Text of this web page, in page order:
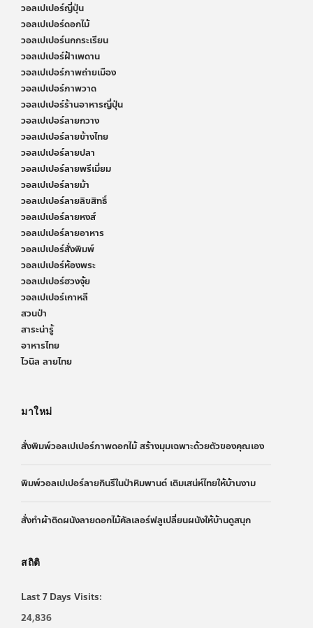
วอลเปเปอร์ญี่ปุ่น
วอลเปเปอร์ดอกไม้
วอลเปเปอร์นกกระเรียน
วอลเปเปอร์ฝ้าเพดาน
วอลเปเปอร์ภาพถ่ายเมือง
วอลเปเปอร์ภาพวาด
วอลเปเปอร์ร้านอาหารญี่ปุ่น
วอลเปเปอร์ลายกวาง
วอลเปเปอร์ลายข้างไทย
วอลเปเปอร์ลายปลา
วอลเปเปอร์ลายพรีเมี่ยม
วอลเปเปอร์ลายม้า
วอลเปเปอร์ลายลิขสิทธิ์
วอลเปเปอร์ลายหงส์
วอลเปเปอร์ลายอาหาร
วอลเปเปอร์สั่งพิมพ์
วอลเปเปอร์ห้องพระ
วอลเปเปอร์ฮวงจุ้ย
วอลเปเปอร์เกาหลี
สวนป่า
สาระน่ารู้
อาหารไทย
ไวนิล ลายไทย
มาใหม่
สั่งพิมพ์วอลเปเปอร์ภาพดอกไม้ สร้างมุมเฉพาะด้วยตัวของคุณเอง
พิมพ์วอลเปเปอร์ลายกินรีในป่าหิมพานต์ เติมเสน่ห์ไทยให้บ้านงาม
สั่งทำผ้าติดผนังลายดอกไม้คัลเลอร์ฟลูเปลี่ยนผนังให้บ้านดูสนุก
สถิติ
Last 7 Days Visits:
24,836